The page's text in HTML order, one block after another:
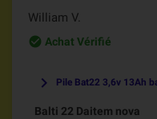
William V.
check_circle_outline
Achat Vérifié
keyboard_arrow_right Pile Bat22 3,6v 13Ah
Balti 22 Daitem nova